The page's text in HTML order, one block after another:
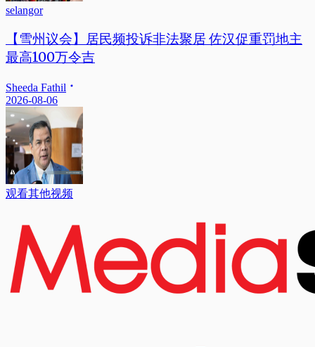
selangor
【雪州议会】居民频投诉非法聚居 佐汉促重罚地主
最高100万令吉
Sheeda Fathil
2026-08-06
观看其他视频